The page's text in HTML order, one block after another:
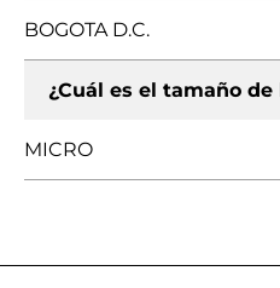
BOGOTA D.C.
¿Cuál es el tamaño de
MICRO